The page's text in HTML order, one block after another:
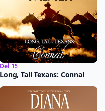
Del 15
Long, Tall Texans: Connal